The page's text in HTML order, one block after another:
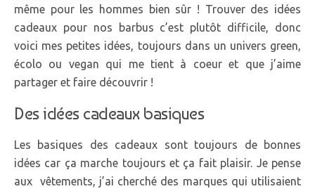
même pour les hommes bien sûr ! Trouver des idées
cadeaux pour nos barbus c’est plutôt difficile, donc
voici mes petites idées, toujours dans un univers green,
écolo ou vegan qui me tient à coeur et que j’aime
partager et faire découvrir !
Des idées cadeaux basiques
Les basiques des cadeaux sont toujours de bonnes
idées car ça marche toujours et ça fait plaisir. Je pense
aux vêtements, j’ai cherché des marques qui utilisaient